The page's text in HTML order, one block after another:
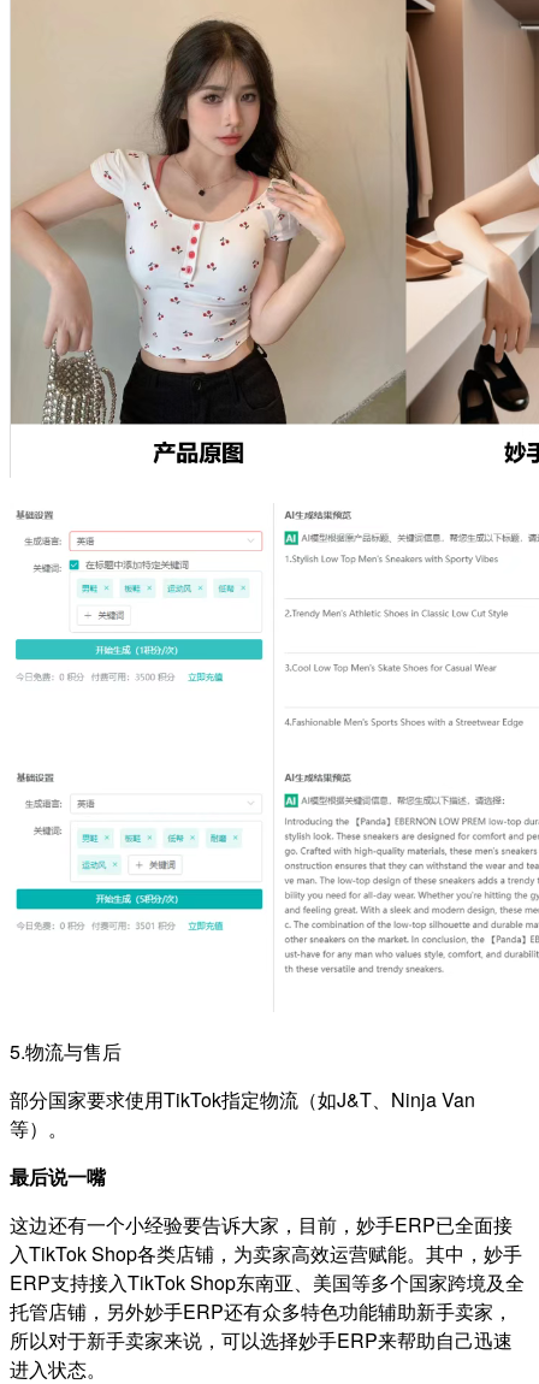
5.物流与售后
部分国家要求使用TikTok指定物流（如J&T、Ninja Van
等）。
最后说一嘴
这边还有一个小经验要告诉大家，目前，妙手ERP已全面接
入TikTok Shop各类店铺，为卖家高效运营赋能。其中，妙手
ERP支持接入TikTok Shop东南亚、美国等多个国家跨境及全
托管店铺，另外妙手ERP还有众多特色功能辅助新手卖家，
所以对于新手卖家来说，可以选择妙手ERP来帮助自己迅速
进入状态。